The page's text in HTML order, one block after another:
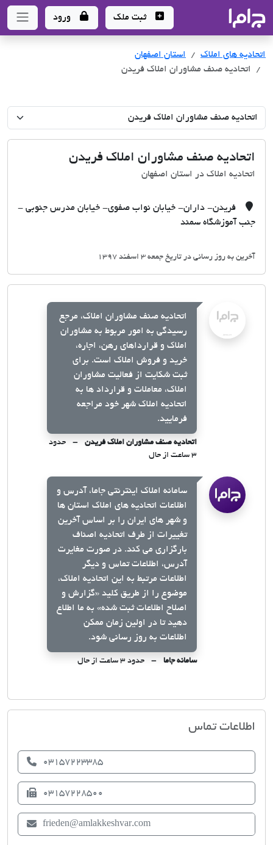
- سامانه جامع املاک و مشاورین املاک
ثبت ملک ورود
اتحادیه های املاک اتحادیه های املاک
استان اصفهان
اتحادیه صنف مشاوران املاک فریدن
اتحادیه صنف مشاوران املاک فریدن
اتحادیه املاک در استان اصفهان
فریدن- داران- خیابان نواب صفوی- خیابان مدرس جنوبی -
جنب آموزشگاه سمند
آخرین به روز رسانی در تاریخ جمعه 3 اسفند 1397
اتحادیه صنف مشاوران املاک، مرجع
رسیدگی به امور مربوط به مشاوران
املاک و قرارداهای رهن، اجاره،
خرید و فروش املاک است. برای
ثبت شکایت از فعالیت مشاوران
املاک، معاملات و قرارداد ها به
اتحادیه املاک شهر خود مراجعه
فرمایید.
اتحادیه صنف مشاوران املاک فریدن
حدود
۳ ساعت از حال
سامانه املاک اینترنتی جاما، آدرس و
اطلاعات اتحادیه های املاک استان ها
و شهر های ایران را بر اساس آخرین
تغییرات از طرف اتحادیه اصناف
بارگزاری می کند. در صورت مغایرت
آدرس، اطلاعات تماس و دیگر
اطلاعات مرتبط به این اتحادیه املاک،
موضوع را از طریق کلید «گزارش و
اصلاح اطلاعات ثبت شده» به ما اطلاع
دهید تا در اولین زمان ممکن
اطلاعات به روز رسانی شود.
سامانه جاما حدود ۳ ساعت از حال
اطلاعات تماس
03157223385
03157228500
frieden@amlakkeshvar.com